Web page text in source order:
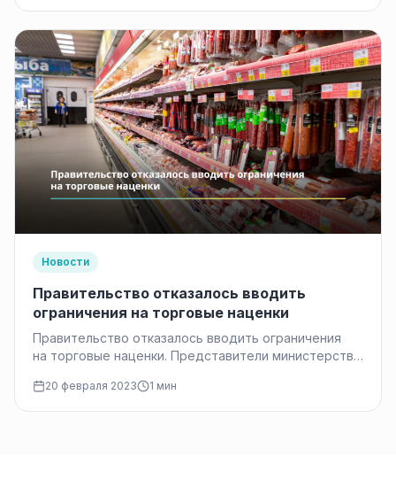
Новости
Правительство отказалось вводить
ограничения на торговые наценки
Правительство отказалось вводить ограничения
на торговые наценки. Представители министерства
промышленности и торговли заявили, что это
может привести…
20 февраля 2023 1 мин